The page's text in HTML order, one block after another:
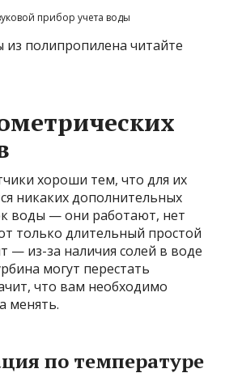
прибор учета воды
из полипропилена читайте
хороши тем, что для их
никаких дополнительных
воды — они работают, нет
только длительный простой
— из-за наличия солей в воде
могут перестать
что вам необходимо
менять.
по температуре